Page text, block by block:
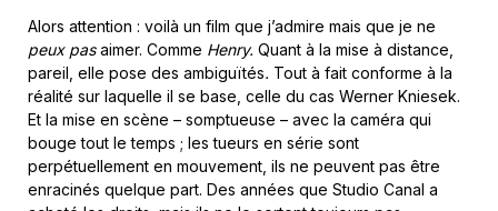
Alors attention : voilà un film que j’admire mais que je ne
peux pasaimer. Comme Henry. Quant à la mise à distance,
pareil, elle pose des ambiguïtés. Tout à fait conforme à la
réalité sur laquelle il se base, celle du cas Werner Kniesek.
Et la mise en scène – somptueuse – avec la caméra qui
bouge tout le temps ; les tueurs en série sont
perpétuellement en mouvement, ils ne peuvent pas être
enracinés quelque part. Des années que Studio Canal a